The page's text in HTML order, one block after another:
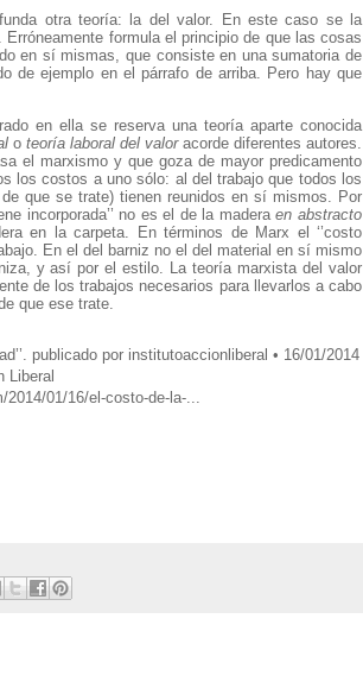
otra teoría: la del valor. En este caso se la
Erróneamente formula el principio de que las cosas
en sí mismas, que consiste en una sumatoria de
de ejemplo en el párrafo de arriba. Pero hay que
en ella se reserva una teoría aparte conocida
o teoría laboral del valor acorde diferentes autores.
el marxismo y que goza de mayor predicamento
los costos a uno sólo: al del trabajo que todos los
que se trate) tienen reunidos en sí mismos. Por
incorporada’’ no es el de la maderaen abstracto
en la carpeta. En términos de Marx el ‘’costo
En el del barniz no el del material en sí mismo
y así por el estilo. La teoría marxista del valor
de los trabajos necesarios para llevarlos a cabo
que ese trate.
publicado por institutoaccionliberal • 16/01/2014
Liberal
01/16/el-costo-de-la-...